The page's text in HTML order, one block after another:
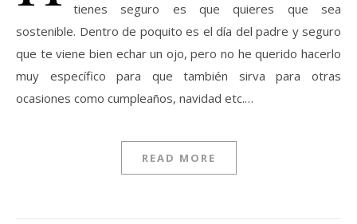
tienes seguro es que quieres que sea
sostenible. Dentro de poquito es el día del padre y seguro
que te viene bien echar un ojo, pero no he querido hacerlo
muy específico para que también sirva para otras
ocasiones como cumpleaños, navidad etc.…
READ MORE